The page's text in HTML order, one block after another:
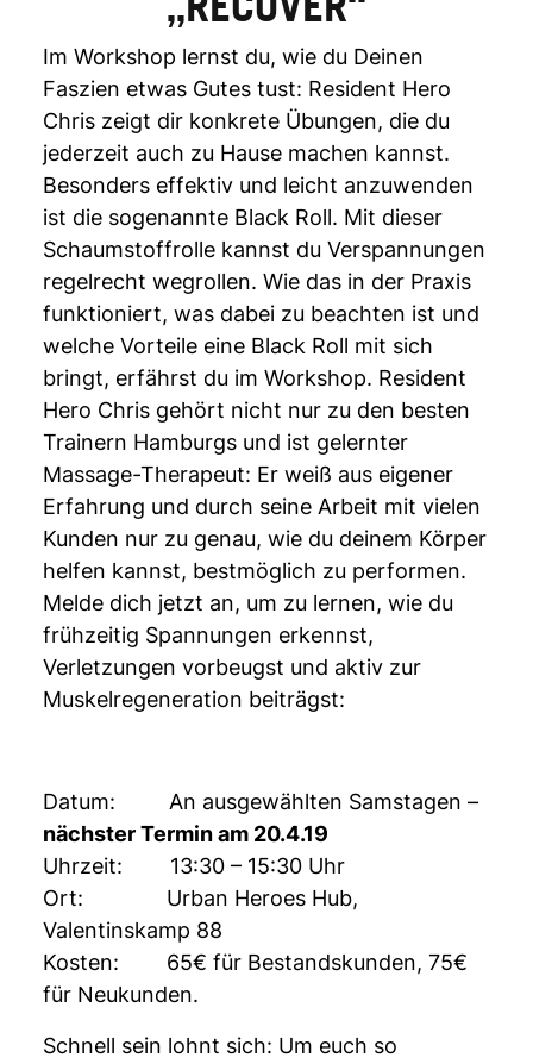
Im Workshop lernst du, wie du Deinen
Faszien etwas Gutes tust: Resident Hero
Chris zeigt dir konkrete Übungen, die du
jederzeit auch zu Hause machen kannst.
Besonders effektiv und leicht anzuwenden
ist die sogenannte Black Roll. Mit dieser
Schaumstoffrolle kannst du Verspannungen
regelrecht wegrollen. Wie das in der Praxis
funktioniert, was dabei zu beachten ist und
welche Vorteile eine Black Roll mit sich
bringt, erfährst du im Workshop. Resident
Hero Chris gehört nicht nur zu den besten
Trainern Hamburgs und ist gelernter
Massage-Therapeut: Er weiß aus eigener
Erfahrung und durch seine Arbeit mit vielen
Kunden nur zu genau, wie du deinem Körper
helfen kannst, bestmöglich zu performen.
Melde dich jetzt an, um zu lernen, wie du
frühzeitig Spannungen erkennst,
Verletzungen vorbeugst und aktiv zur
Muskelregeneration beiträgst:
Datum: An ausgewählten Samstagen –
nächster Termin am 20.4.19
Uhrzeit: 13:30 – 15:30 Uhr
Ort: Urban Heroes Hub,
Valentinskamp 88
Kosten: 65€ für Bestandskunden, 75€
für Neukunden.
Schnell sein lohnt sich: Um euch so